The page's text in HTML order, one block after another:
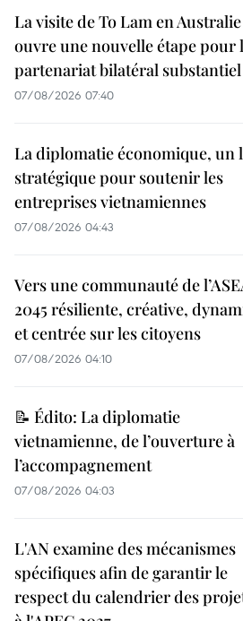
La visite de To Lam en Australie
ouvre une nouvelle étape pour
partenariat bilatéral substantiel
07/08/2026 07:40
La diplomatie économique, un
stratégique pour soutenir les
entreprises vietnamiennes
07/08/2026 04:43
Vers une communauté de
2045 résiliente, créative,
et centrée sur les citoyens
07/08/2026 04:10
📝 Édito: La diplomatie
vietnamienne, de l’ouverture à
l’accompagnement
07/08/2026 04:03
L'AN examine des mécanismes
spécifiques afin de garantir le
respect du calendrier des